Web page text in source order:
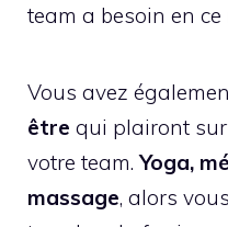
team a besoin en
Vous avez
être qui plairont
votre team. Yoga,
massage, alors